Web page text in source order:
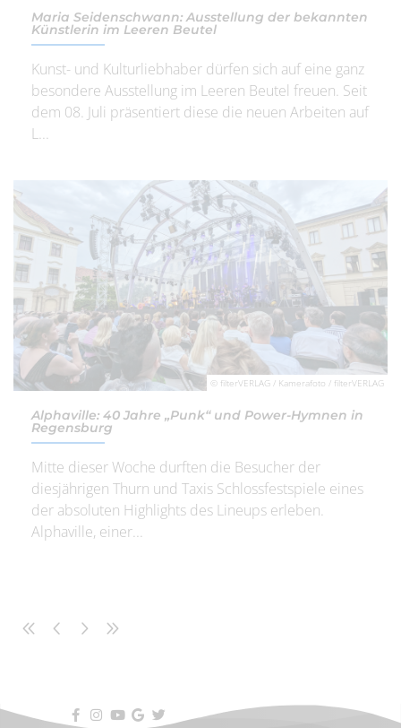
Maria Seidenschwann: Ausstellung der bekannten
Künstlerin im Leeren Beutel
Kunst- und Kulturliebhaber dürfen sich auf eine ganz
besondere Ausstellung im Leeren Beutel freuen. Seit
dem 08. Juli präsentiert diese die neuen Arbeiten auf
L...
© filterVERLAG / Kamerafoto / filterVERLAG
Alphaville: 40 Jahre „Punk“ und Power-Hymnen in
Regensburg
Mitte dieser Woche durften die Besucher der
diesjährigen Thurn und Taxis Schlossfestspiele eines
der absoluten Highlights des Lineups erleben.
Alphaville, einer...